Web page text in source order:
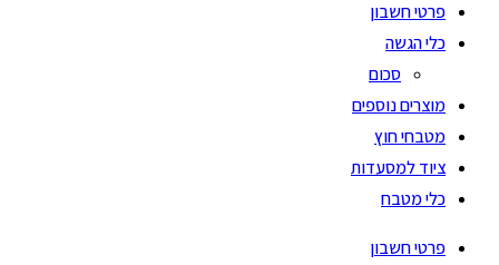
פרטי חשבון
כלי הגשה
סכום
מוצרים נוספים
מטבחי חוץ
ציוד למסעדות
כלי מטבח
פרטי חשבון